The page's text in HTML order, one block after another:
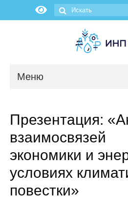
Меню
О нас
Научные
Администрация
Презентация:
взаимосвязей
экономики и
условиях
повестки»